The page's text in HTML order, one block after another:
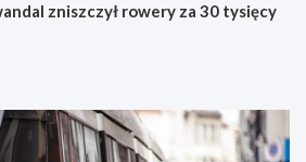
zniszczył rowery za 30 tysięcy